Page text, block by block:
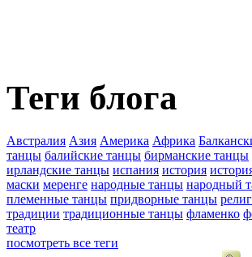
Теги блога
Австралия Азия Америка Африка
танцы балийские танцы бирманские танцы
ирландские танцы испания история
маски меренге народные танцы народный
племенные танцы придворные танцы
традиции традиционные танцы фламенко
театр
посмотреть все теги